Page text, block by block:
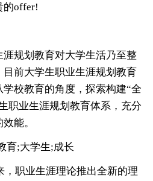
的offer!
规划教育对大学生活乃至整
前大学生职业生涯规划教育
校教育的角度，探索构建“全
职业生涯规划教育体系，充分
能。
;大学生;成长
职业生涯理论推出全新的理